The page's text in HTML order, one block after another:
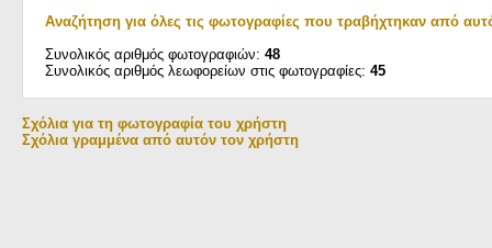
Αναζήτηση για όλες τις φωτογραφίες που τραβήχτηκαν από
Συνολικός αριθμός φωτογραφιών: 48
Συνολικός αριθμός λεωφορείων στις φωτογραφίες: 45
Σχόλια για τη φωτογραφία του χρήστη
Σχόλια γραμμένα από αυτόν τον χρήστη